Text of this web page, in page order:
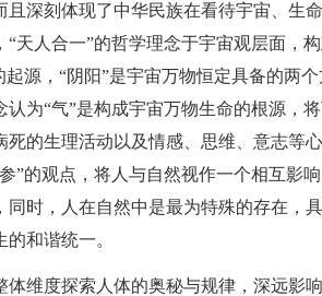
深刻体现了中华民族在看待宇宙、生
“天人合一”的哲学理念于宇宙观层面，
源，“阴阳”是宇宙万物恒定具备的两
为“气”是构成宇宙万物生命的根源，
的生理活动以及情感、思维、意志等
”的观点，将人与自然视作一个相互影
时，人在自然中是最为特殊的存在，
和谐统一。
维度探索人体的奥秘与规律，深远影